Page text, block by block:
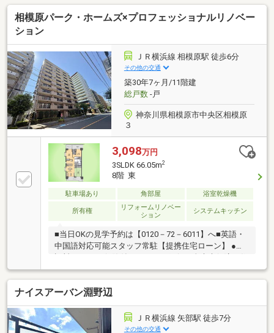
相談ください！□■□■□お問い合わせ先□■□■□野村の仲
介プラス 町田営業部TEL： 0120-148-411ご見学をご
相模原パーク・ホームズ×プロフェッショナルリノベー
ション
ＪＲ横浜線 相模原駅 徒歩6分
その他の交通
築30年7ヶ月/11階建
総戸数-戸
神奈川県相模原市中央区相模原
３
3,098万円
3SLDK 66.05m2
8階 東
駐車場あり 角部屋 浴室乾燥機
所有権
リフォームリノベー
ション
システムキッチン
■当日OKの見学予約は【0120－72－6011】へ■英語・
中国語対応可能スタッフ常駐【提携住宅ローン】 ●保
信SBIネット銀行 利用可期間40年 変動金利0.575%
（審査条件有り）も利用可能たくさんのお客様からの
お言葉に感謝してこれからも楽しく素敵なお家探しを
お約束します。お家探しを始めてみようと思われたら
まずは、お気軽に東宝ハウス町田に相談してみません
か？何も決まっていなくて大丈夫！まずはお客様の夢
ナイスアーバン淵野辺
ＪＲ横浜線 矢部駅 徒歩7分
その他の交通